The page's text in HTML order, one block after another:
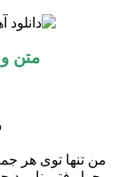
متن
من تنها توی هر